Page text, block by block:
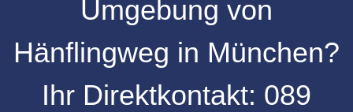
Umgebung von
Hänflingweg in München?
Ihr Direktkontakt: 089